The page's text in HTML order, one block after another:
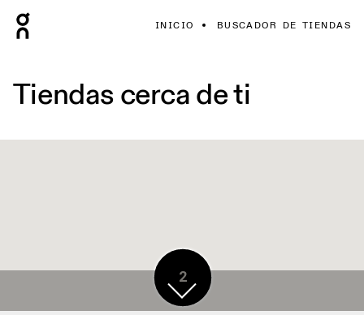
INICIO BUSCADOR DE TIENDAS
Tiendas cerca de ti
2